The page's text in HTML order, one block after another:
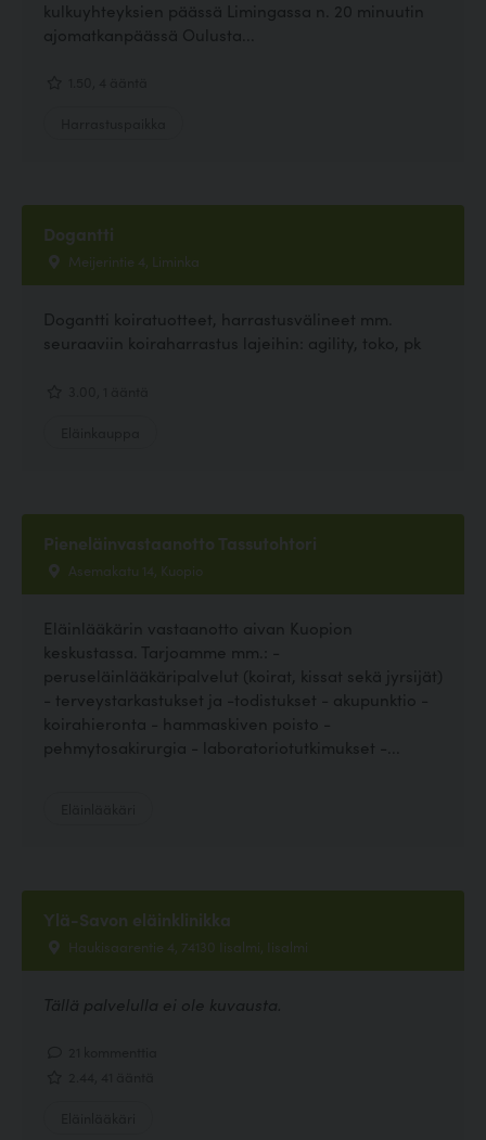
kulkuyhteyksien päässä Limingassa n. 20 minuutin
ajomatkanpäässä Oulusta...
Dogantti
Meijerintie 4, Liminka
Dogantti koiratuotteet, harrastusvälineet mm.
seuraaviin koiraharrastus lajeihin: agility, toko, pk
Pieneläinvastaanotto Tassutohtori
Asemakatu 14, Kuopio
Eläinlääkärin vastaanotto aivan Kuopion
keskustassa. Tarjoamme mm.: -
peruseläinlääkäripalvelut (koirat, kissat sekä jyrsijät)
- terveystarkastukset ja -todistukset - akupunktio -
koirahieronta - hammaskiven poisto -
pehmytosakirurgia - laboratoriotutkimukset -...
Ylä-Savon eläinklinikka
Haukisaarentie 4, 74130 Iisalmi, Iisalmi
Tällä palvelulla ei ole kuvausta.